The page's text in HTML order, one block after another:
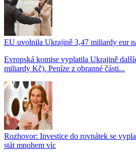
EU uvolnila Ukrajině 3,47 miliardy eur
Evropská komise vyplatila Ukrajině
miliardy Kč). Peníze z obranné části...
Rozhovor: Investice do rovnátek se
stát mnohem víc